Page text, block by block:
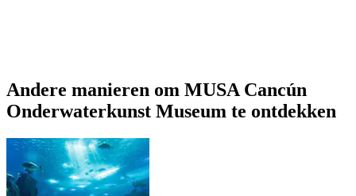
Andere manieren om MUSA Cancún
Onderwaterkunst Museum te ontdekken